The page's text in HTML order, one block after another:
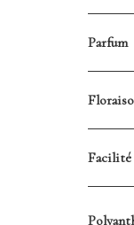
Parfum
Facilité